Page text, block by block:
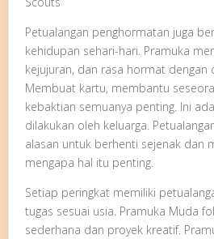
Petualangan penghormatan juga
kehidupan sehari-hari. Pramuka
kejujuran, dan rasa hormat dengan
Membuat kartu, membantu
kebaktian semuanya penting. Ini
dilakukan oleh keluarga.
alasan untuk berhenti sejenak dan
mengapa hal itu penting.
Setiap peringkat memiliki
tugas sesuai usia. Pramuka Muda
sederhana dan proyek kreatif.